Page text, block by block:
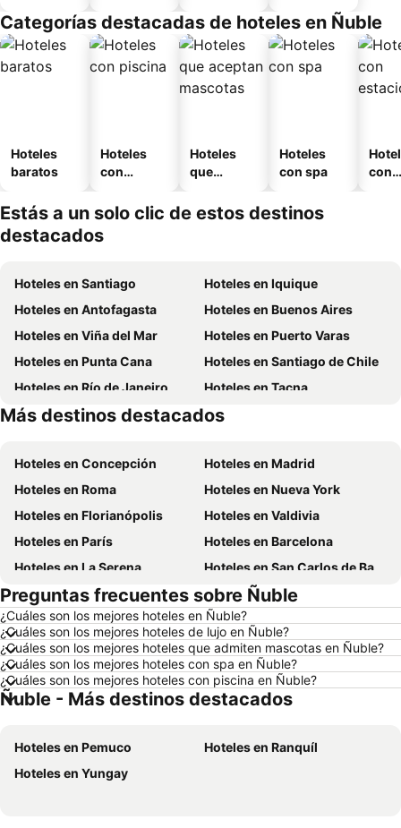
o
Categorías destacadas de hoteles en Ñuble
Hoteles
baratos
Hoteles
con
Hoteles
que
mascotas
Hoteles
con spa
con
Estás a un solo clic de estos destinos
destacados
Hoteles en Santiago
Hoteles en Iquique
Hoteles en Antofagasta
Hoteles en Buenos Aires
Hoteles en Viña del Mar
Hoteles en Puerto Varas
Hoteles en Punta Cana
Hoteles en Santiago de Chile
Hoteles en Río de Janeiro
Hoteles en Tacna
Hoteles en Aruba
Hoteles en Curazao
Más destinos destacados
Hoteles en Concepción
Hoteles en Madrid
Hoteles en Roma
Hoteles en Nueva York
Hoteles en Florianópolis
Hoteles en Valdivia
Hoteles en París
Hoteles en Barcelona
Hoteles en La Serena
Hoteles en San Carlos de Bariloche
Hoteles en Miami Beach
Hoteles en Pucón
Hoteles en Temuco
Hoteles en Puerto Montt
Hoteles en Las Vegas
Hoteles en Calama
Hoteles en Búzios
Hoteles en São Paulo
Hoteles en Brasil
Hoteles en Isla de Pascua
Hoteles en Chiloé
Hoteles en Girona
Hoteles en Chile
Preguntas frecuentes sobre Ñuble
¿Cuáles son los mejores hoteles en Ñuble?
¿Cuáles son los mejores hoteles de lujo en Ñuble?
¿Cuáles son los mejores hoteles que admiten mascotas en Ñuble?
¿Cuáles son los mejores hoteles con spa en Ñuble?
¿Cuáles son los mejores hoteles con piscina en Ñuble?
Ñuble - Más destinos destacados
Hoteles en Pemuco
Hoteles en Ranquíl
Hoteles en Yungay